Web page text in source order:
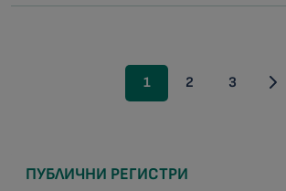
1 2 3
ПУБЛИЧНИ РЕГИСТРИ